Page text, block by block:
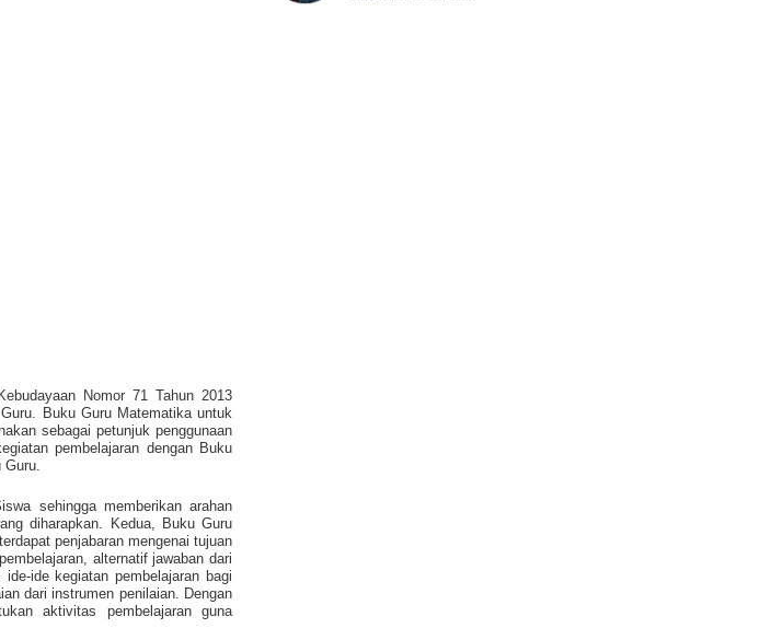
Nomor 71 Tahun 2013
Buku Guru Matematika untuk
sebagai petunjuk penggunaan
pembelajaran dengan Buku
Guru.
sehingga memberikan arahan
diharapkan. Kedua, Buku Guru
penjabaran mengenai tujuan
alternatif jawaban dari
ide kegiatan pembelajaran bagi
dari instrumen penilaian. Dengan
aktivitas pembelajaran guna